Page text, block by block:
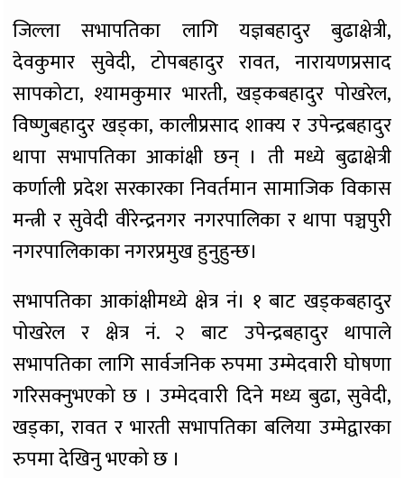
जिल्ला सभापतिका लागि यज्ञबहादुर बुढाक्षेत्री,
देवकुमार सुवेदी, टोपबहादुर रावत, नारायणप्रसाद
सापकोटा, श्यामकुमार भारती, खड्कबहादुर पोखरेल,
विष्णुबहादुर खड्का, कालीप्रसाद शाक्य र उपेन्द्रबहादुर
थापा सभापतिका आकांक्षी छन् । ती मध्ये बुढाक्षेत्री
कर्णाली प्रदेश सरकारका निवर्तमान सामाजिक विकास
मन्त्री र सुवेदी वीरेन्द्रनगर नगरपालिका र थापा पञ्चपुरी
नगरपालिकाका नगरप्रमुख हुनुहुन्छ।
सभापतिका आकांक्षीमध्ये क्षेत्र नं। १ बाट खड्कबहादुर
पोखरेल र क्षेत्र नं. २ बाट उपेन्द्रबहादुर थापाले
सभापतिका लागि सार्वजनिक रुपमा उम्मेदवारी घोषणा
गरिसक्नुभएको छ । उम्मेदवारी दिने मध्य बुढा, सुवेदी,
खड्का, रावत र भारती सभापतिका बलिया उम्मेद्वारका
रुपमा देखिनु भएको छ ।